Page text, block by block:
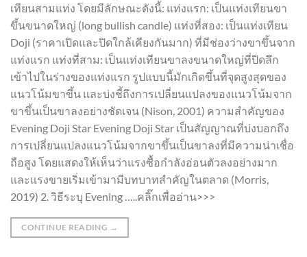
เทียนสามแท่ง โดยมีลักษณะดังนี้: แท่งแรก: เป็นแท่งเทียนขา
ขึ้นขนาดใหญ่ (long bullish candle) แท่งที่สอง: เป็นแท่งเทียน
Doji (ราคาเปิดและปิดใกล้เคียงกันมาก) ที่มีช่องว่างขาขึ้นจาก
แท่งแรก แท่งที่สาม: เป็นแท่งเทียนขาลงขนาดใหญ่ที่ปิดลึก
เข้าไปในร่างของแท่งแรก รูปแบบนี้มักเกิดขึ้นที่จุดสูงสุดของ
แนวโน้มขาขึ้น และบ่งชี้ถึงการเปลี่ยนแปลงของแนวโน้มจาก
ขาขึ้นเป็นขาลงอย่างชัดเจน (Nison, 2001) ความสำคัญของ
Evening Doji Star Evening Doji Star เป็นสัญญาณที่บ่งบอกถึง
การเปลี่ยนแปลงแนวโน้มจากขาขึ้นเป็นขาลงที่มีความน่าเชื่อ
ถือสูง โดยแสดงให้เห็นว่าแรงซื้อกำลังอ่อนตัวลงอย่างมาก
และแรงขายเริ่มเข้ามามีบทบาทสำคัญในตลาด (Morris,
2019) 2. วิธีระบุ Evening …..คลิ๊กเพื่ออ่าน>>>
CONTINUE READING →